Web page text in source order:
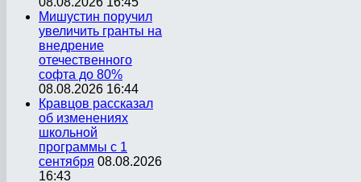
Мишустин поручил
увеличить гранты на
внедрение
отечественного
софта до 80%
08.08.2026 16:44
Кравцов рассказал
об изменениях
школьной
программы с 1
сентября 08.08.2026
16:43